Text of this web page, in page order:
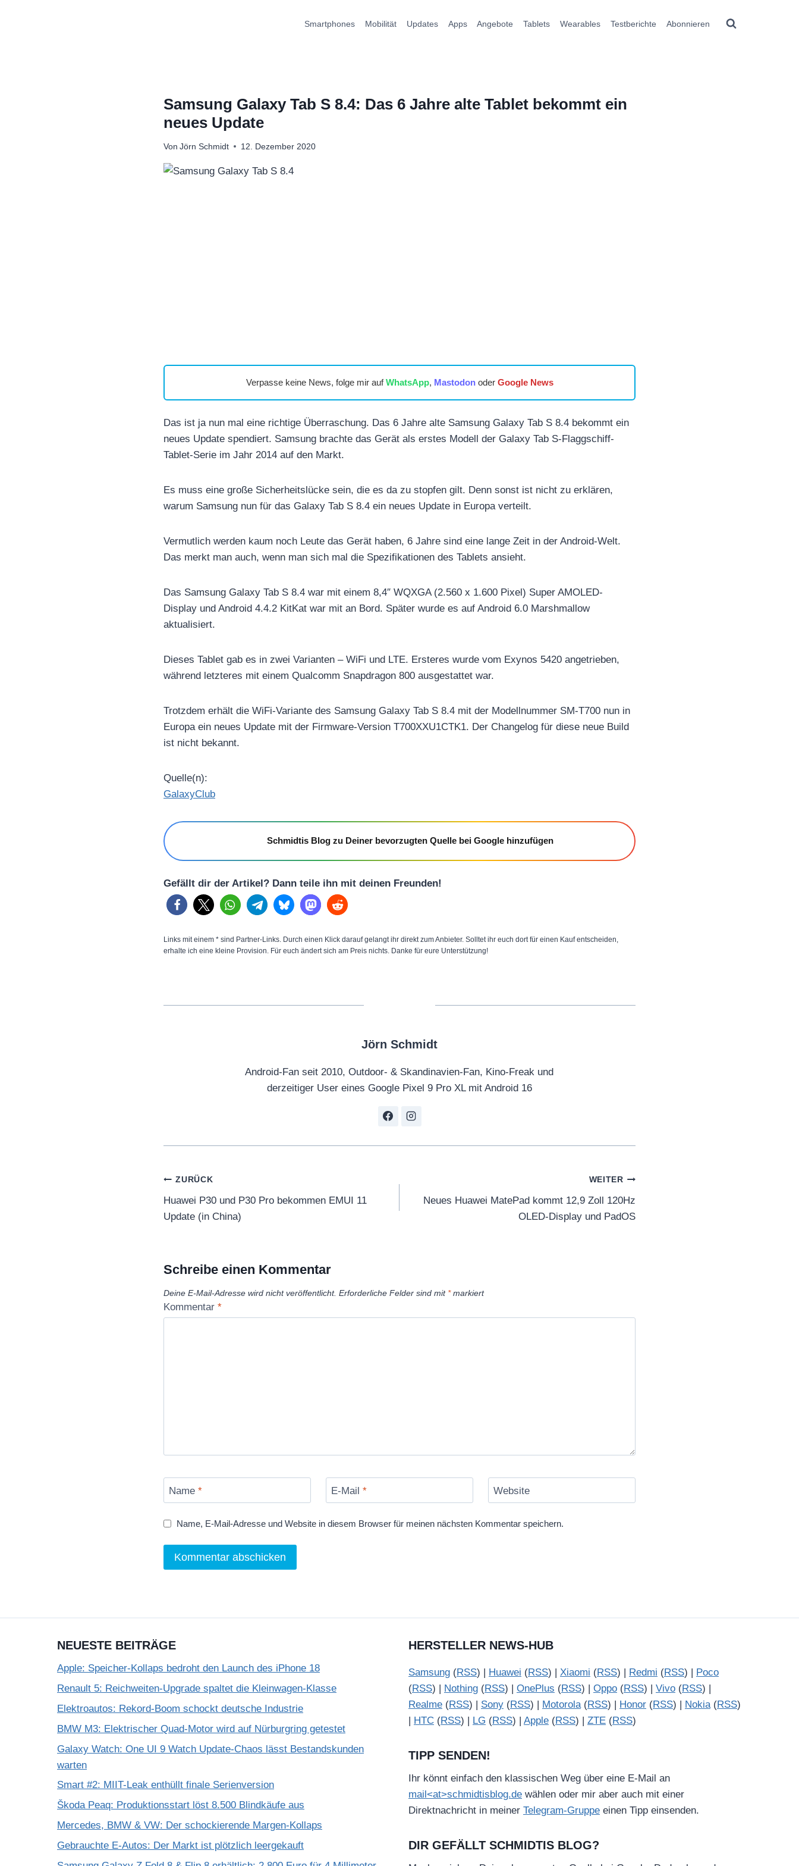
Smartphones Mobilität Updates Apps Angebote Tablets Wearables Testberichte Abonnieren
Samsung Galaxy Tab S 8.4: Das 6 Jahre alte Tablet bekommt ein
neues Update
Von Jörn Schmidt 12. Dezember 2020
Verpasse keine News, folge mir aufWhatsApp, Mastodonoder Google News
Das ist ja nun mal eine richtige Überraschung. Das 6 Jahre alte Samsung Galaxy Tab S 8.4 bekommt ein
neues Update spendiert. Samsung brachte das Gerät als erstes Modell der Galaxy Tab S-Flaggschiff-
Tablet-Serie im Jahr 2014 auf den Markt.
Es muss eine große Sicherheitslücke sein, die es da zu stopfen gilt. Denn sonst ist nicht zu erklären,
warum Samsung nun für das Galaxy Tab S 8.4 ein neues Update in Europa verteilt.
Vermutlich werden kaum noch Leute das Gerät haben, 6 Jahre sind eine lange Zeit in der Android-Welt.
Das merkt man auch, wenn man sich mal die Spezifikationen des Tablets ansieht.
Das Samsung Galaxy Tab S 8.4 war mit einem 8,4″ WQXGA (2.560 x 1.600 Pixel) Super AMOLED-
Display und Android 4.4.2 KitKat war mit an Bord. Später wurde es auf Android 6.0 Marshmallow
aktualisiert.
Dieses Tablet gab es in zwei Varianten – WiFi und LTE. Ersteres wurde vom Exynos 5420 angetrieben,
während letzteres mit einem Qualcomm Snapdragon 800 ausgestattet war.
Trotzdem erhält die WiFi-Variante des Samsung Galaxy Tab S 8.4 mit der Modellnummer SM-T700 nun in
Europa ein neues Update mit der Firmware-Version T700XXU1CTK1. Der Changelog für diese neue Build
ist nicht bekannt.
Quelle(n):
GalaxyClub
Schmidtis Blog zu Deiner bevorzugten Quelle bei Google hinzufügen
Gefällt dir der Artikel? Dann teile ihn mit deinen Freunden!
Links mit einem * sind Partner-Links. Durch einen Klick darauf gelangt ihr direkt zum Anbieter. Solltet ihr euch dort für einen Kauf entscheiden,
erhalte ich eine kleine Provision. Für euch ändert sich am Preis nichts. Danke für eure Unterstützung!
Jörn Schmidt
Android-Fan seit 2010, Outdoor- & Skandinavien-Fan, Kino-Freak und
derzeitiger User eines Google Pixel 9 Pro XL mit Android 16
Beitragsnavigation
ZURÜCK
Huawei P30 und P30 Pro bekommen EMUI 11
Update (in China)
WEITER
Neues Huawei MatePad kommt 12,9 Zoll 120Hz
OLED-Display und PadOS
Schreibe einen Kommentar
Deine E-Mail-Adresse wird nicht veröffentlicht. Erforderliche Felder sind mit *markiert
Kommentar *
Name * E-Mail * Website
Name, E-Mail-Adresse und Website in diesem Browser für meinen nächsten Kommentar speichern.
NEUESTE BEITRÄGE
Apple: Speicher-Kollaps bedroht den Launch des iPhone 18
Renault 5: Reichweiten-Upgrade spaltet die Kleinwagen-Klasse
Elektroautos: Rekord-Boom schockt deutsche Industrie
BMW M3: Elektrischer Quad-Motor wird auf Nürburgring getestet
Galaxy Watch: One UI 9 Watch Update-Chaos lässt Bestandskunden
warten
Smart #2: MIIT-Leak enthüllt finale Serienversion
Škoda Peaq: Produktionsstart löst 8.500 Blindkäufe aus
Mercedes, BMW & VW: Der schockierende Margen-Kollaps
Gebrauchte E-Autos: Der Markt ist plötzlich leergekauft
HERSTELLER NEWS-HUB
Samsung (RSS) | Huawei (RSS) | Xiaomi (RSS) | Redmi (RSS) |
Poco
(RSS) | Nothing (RSS) | OnePlus (RSS) | Oppo (RSS) | Vivo (RSS) |
Realme (RSS) | Sony (RSS) | Motorola(RSS) | Honor (RSS) | Nokia(RSS)
HTC (RSS) | LG (RSS) | Apple (RSS) | ZTE (RSS)
TIPP SENDEN!
Ihr könnt einfach den klassischen Weg über eine E-Mail an
mail<at>schmidtisblog.de wählen oder mir aber auch mit einer
Direktnachricht in meiner Telegram-Gruppe einen Tipp einsenden.
DIR GEFÄLLT SCHMIDTIS BLOG?